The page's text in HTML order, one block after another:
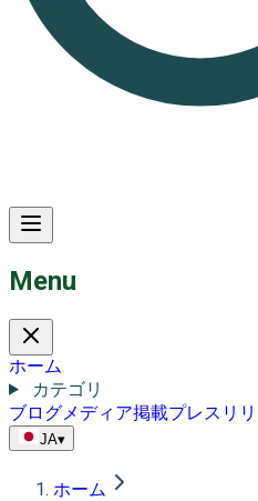
Menu
ホーム
カテゴリ
ブログメディア掲載プレスリ
JA▾
ホーム